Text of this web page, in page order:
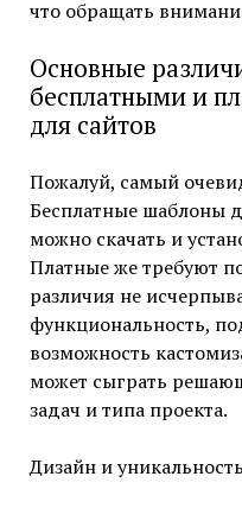
что обращать
Основные
бесплатными и
для сайтов
Пожалуй, самый
Бесплатные шаблоны
можно скачать и
Платные же требуют
различия не
функциональность,
возможность
может сыграть
задач и типа проекта.
Дизайн и уникальность